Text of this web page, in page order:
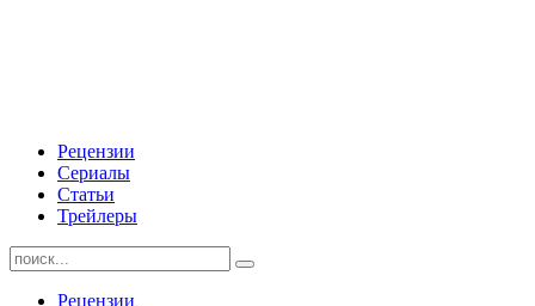
Рецензии
Сериалы
Статьи
Трейлеры
Найти:
Рецензии